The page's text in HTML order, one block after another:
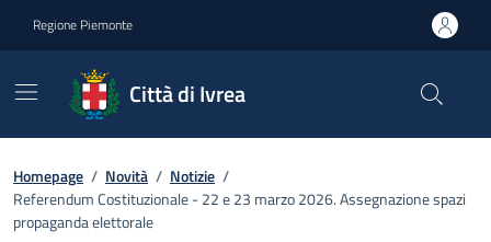
Regione Piemonte
Città di Ivrea
Homepage / Novità / Notizie /
Referendum Costituzionale - 22 e 23 marzo 2026. Assegnazione spazi
propaganda elettorale